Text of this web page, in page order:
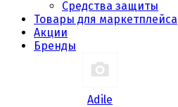
Средства защиты
Товары для маркетплейса
Акции
Бренды
Adile